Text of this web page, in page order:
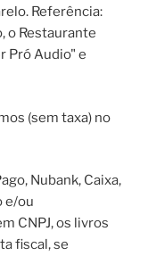
Referência:
o Restaurante
Pró Audio" e
(sem taxa) no
Nubank, Caixa,
e/ou
CNPJ, os livros
fiscal, se